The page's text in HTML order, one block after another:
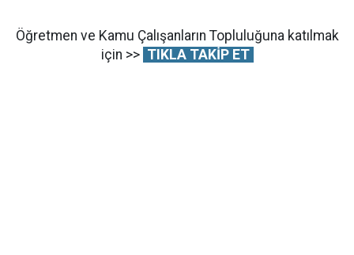
Öğretmen ve Kamu Çalışanların Topluluğuna katılmak
için >> TIKLA TAKİP ET